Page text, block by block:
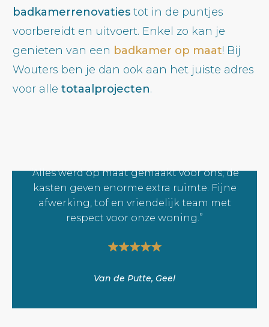
badkamerrenovaties tot in de puntjes
voorbereidt en uitvoert. Enkel zo kan je
genieten van een badkamer op maat! Bij
Wouters ben je dan ook aan het juiste adres
voor alle totaalprojecten.
“Alles werd op maat gemaakt voor ons, de
kasten geven enorme extra ruimte. Fijne
afwerking, tof en vriendelijk team met
respect voor onze woning.”
Van de Putte, Geel